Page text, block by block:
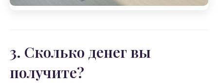
3. Сколько денег вы
получите?